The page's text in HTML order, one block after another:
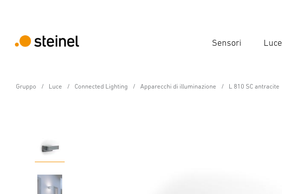
Sensori Luce
Gruppo Luce Connected Lighting Apparecchi di illuminazione L 810 SC antracite
Caratteristiche